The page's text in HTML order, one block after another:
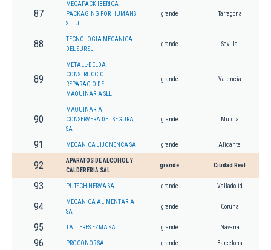
87
MECAPACK IBERICA
PACKAGING FOR HUMANS
S.L.U.
grande Tarragona
88
TECNOLOGIA MECANICA
DEL SUR SL
grande Sevilla
89
METALL-BELDA
CONSTRUCCIO I
REPARACIO DE
MAQUINARIA SLL
grande Valencia
90
MAQUINARIA
CONSERVERA DEL SEGURA
SA
grande Murcia
91 MECANICA JIJONENCA SA grande Alicante
92
APARATOS DE ALCOHOL Y
CALDERERIA SAL
grande Ciudad Real
93 PUTSCH NERVA SA grande Valladolid
94
MECANICA ALIMENTARIA
SA
grande Coruña
95 TALLERES EZMA SA grande Navarra
96 PROCONOR SA grande Barcelona